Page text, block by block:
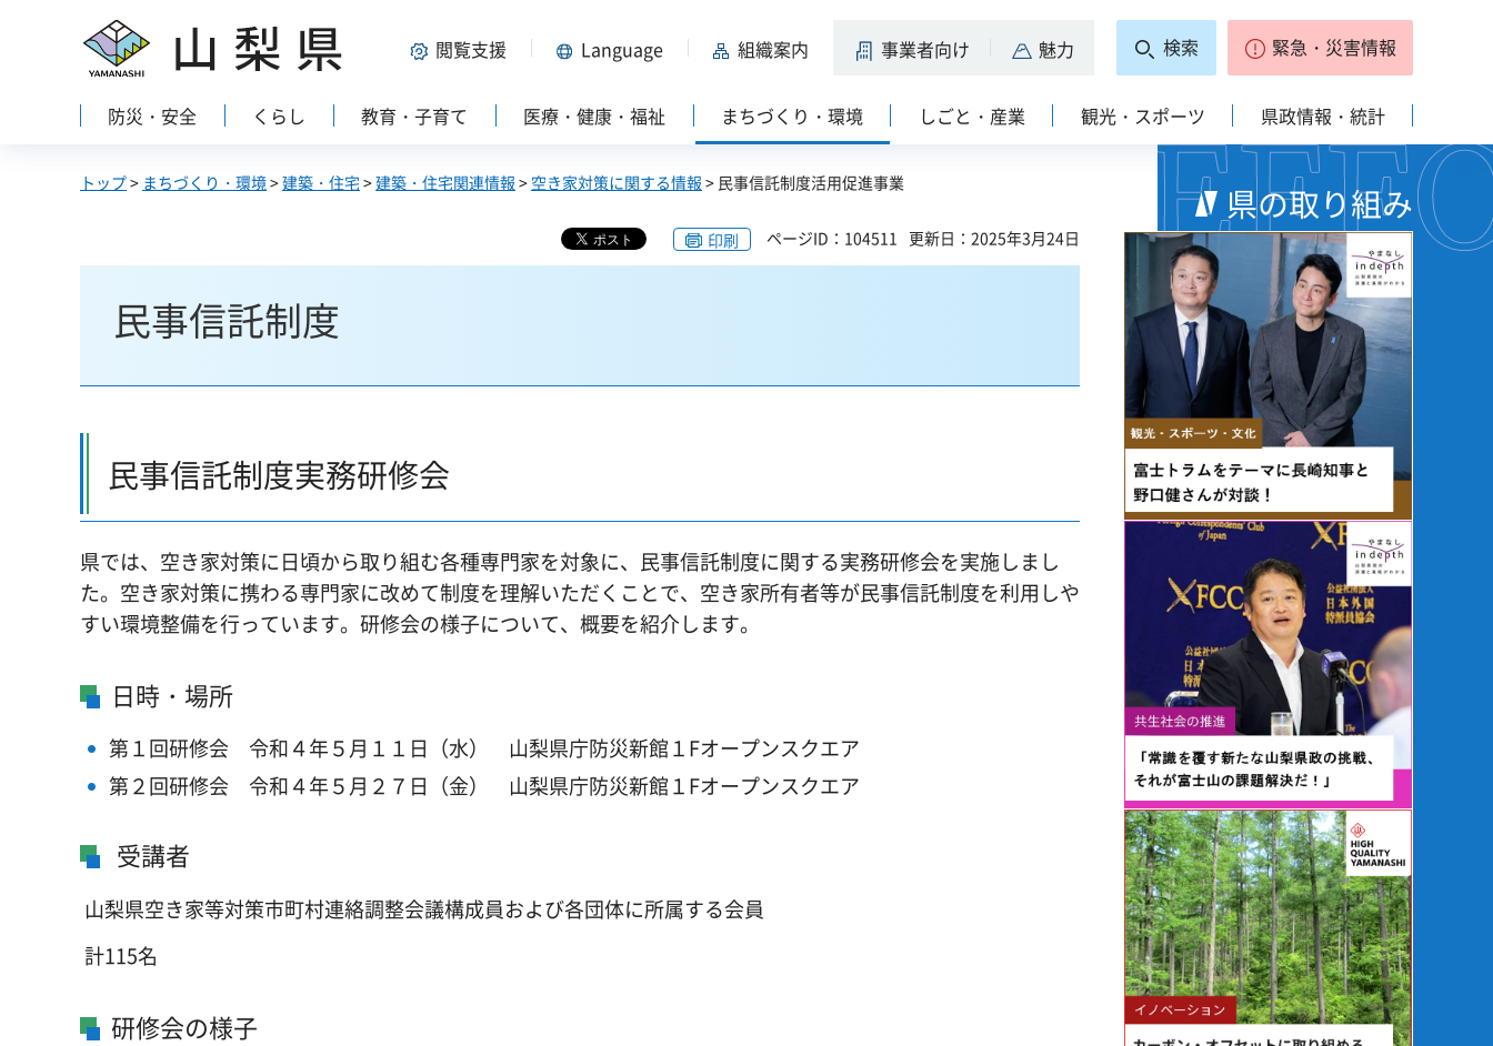
山梨県 閲覧支援 Language 組織案内 事業者向け 魅力 検索 緊急・災害情報
防災・安全 くらし 教育・子育て 医療・健康・福祉 まちづくり・環境 しごと・産業 観光・スポーツ 県政情報・統計
トップ> まちづくり・環境>建築・住宅 >建築・住宅関連情報 > 空き家対策に関する情報 > 民事信託制度活用促進事業
印刷 ページID：104511 更新日：2025年3月24日
民事信託制度
民事信託制度実務研修会
県では、空き家対策に日頃から取り組む各種専門家を対象に、民事信託制度に関する実務研修会を実施しまし
た。空き家対策に携わる専門家に改めて制度を理解いただくことで、空き家所有者等が民事信託制度を利用しや
すい環境整備を行っています。研修会の様子について、概要を紹介します。
日時・場所
第１回研修会 令和４年５月１１日（水） 山梨県庁防災新館１Fオープンスクエア
第２回研修会 令和４年５月２７日（金） 山梨県庁防災新館１Fオープンスクエア
受講者
山梨県空き家等対策市町村連絡調整会議構成員および各団体に所属する会員
計115名
研修会の様子
県の取り組み